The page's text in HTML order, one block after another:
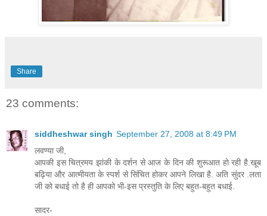
Share
23 comments:
siddheshwar singh September 27, 2008 at 8:49 PM
लवण्या जी,
आपकी इस चित्रमय झांकी के दर्शन से आज के दिन की शुरूआत हो रही है.खूब
बढ़िया और आत्मीयता के स्पर्श से सिंचित होकर आपने लिखा है. अति सुंदर .लता
जी को बधाई तो है ही आपको भी-इस प्रस्तुति के लिए बहुत-बहुत बधाई.
सादर-